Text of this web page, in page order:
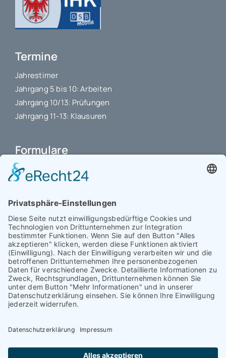
Termine
Jahrestimer
Jahrgang 5 bis 10: Arbeiten
Jahrgang 10/13: Prüfungen
Jahrgang 11-13: Klausuren
Formulare
Schulbuchkauf Schuljahr 2026-2027
Antrag auf Erstattung von Auslagen
Interner L-S-Beschwerdezettel
Antrag auf Freistellung vom Unterricht
Antrag für selbstständigen Heimweg bei Unwohlsein
(ab Jg. 9)
Antrag 10GL Pausenregelung
Datenschutz-Information
IT-Nutzungsvereinbarung
Schülerbetriebspraktikum Jg. 8-10